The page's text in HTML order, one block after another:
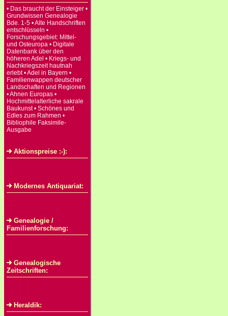
• Das braucht der Einsteiger •
Grundwissen Genealogie
Bde. 1-5 • Alte Handschriften
entschlüsseln •
Forschungsgebiet: Mittel-
und Osteuropa • Digitale
Datenbank über den
höheren Adel • Kriegs- und
Nachkriegszeit hautnah
erlebt • Adel in Bayern •
Familienwappen deutscher
Landschaften und Regionen
• Ahnen Europas •
Hochmittelalterliche sakrale
Baukunst • Schönes und
Edles zum Rahmen •
Bibliophile Faksimile-
Ausgabe
Aktionspreise :-):
Modernes Antiquariat:
Genealogie /
Familienforschung:
Genealogische
Zeitschriften:
Heraldik: